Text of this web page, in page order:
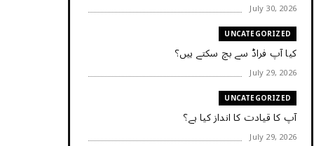
July 30, 2026
UNCATEGORIZED
کیا آپ فراڈ سے بچ سکتے ہیں؟
July 29, 2026
UNCATEGORIZED
آپ کا قیادت کا انداز کیا ہے؟
July 29, 2026